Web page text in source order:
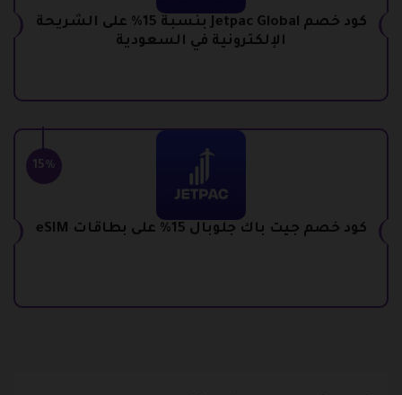
كود خصم Jetpac Global بنسبة 15% على الشريحة
الإلكترونية في السعودية
15%
كود خصم جيت باك جلوبال 15% على بطاقات eSIM